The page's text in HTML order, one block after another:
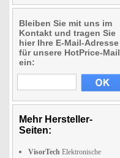
Bleiben Sie mit uns im
Kontakt und tragen Sie
hier Ihre E-Mail-Adresse
für unsere HotPrice-Mail
ein:
Mehr Hersteller-
Seiten:
VisorTech Elektronische